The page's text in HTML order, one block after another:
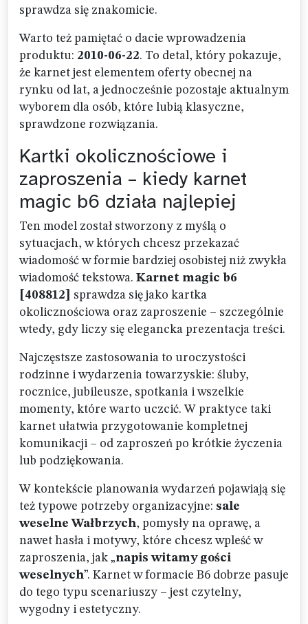
sprawdza się znakomicie.
Warto też pamiętać o dacie wprowadzenia
produktu: 2010-06-22. To detal, który pokazuje,
że karnet jest elementem oferty obecnej na
rynku od lat, a jednocześnie pozostaje aktualnym
wyborem dla osób, które lubią klasyczne,
sprawdzone rozwiązania.
Kartki okolicznościowe i
zaproszenia – kiedy karnet
magic b6 działa najlepiej
Ten model został stworzony z myślą o
sytuacjach, w których chcesz przekazać
wiadomość w formie bardziej osobistej niż zwykła
wiadomość tekstowa. Karnet magic b6
[408812]
sprawdza się jako kartka
okolicznościowa oraz zaproszenie – szczególnie
wtedy, gdy liczy się elegancka prezentacja treści.
Najczęstsze zastosowania to uroczystości
rodzinne i wydarzenia towarzyskie: śluby,
rocznice, jubileusze, spotkania i wszelkie
momenty, które warto uczcić. W praktyce taki
karnet ułatwia przygotowanie kompletnej
komunikacji – od zaproszeń po krótkie życzenia
lub podziękowania.
W kontekście planowania wydarzeń pojawiają się
też typowe potrzeby organizacyjne: sale
weselne Wałbrzych, pomysły na oprawę, a
nawet hasła i motywy, które chcesz wpleść w
zaproszenia, jak „napis witamy gości
weselnych”. Karnet w formacie B6 dobrze pasuje
do tego typu scenariuszy – jest czytelny,
wygodny i estetyczny.